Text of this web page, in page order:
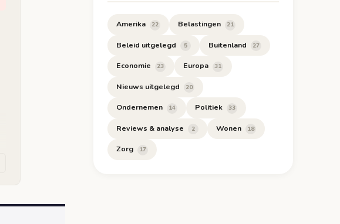
Amerika 22 Belastingen 21
Beleid uitgelegd 5 Buitenland 27
Economie 23 Europa 31
Nieuws uitgelegd 20
Ondernemen 14 Politiek 33
Reviews & analyse 2 Wonen 18
Zorg 17